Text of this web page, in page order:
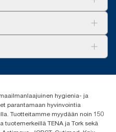
hygienia- ja
parantamaan hyvinvointia
Tuotteitamme myydään noin 150
TENA ja Tork sekä